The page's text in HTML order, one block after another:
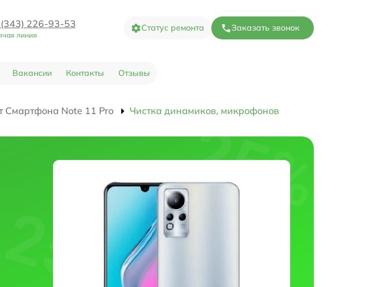
226-93-53
линия
Статус ремонта Заказать звонок
Вакансии Контакты Отзывы
Смартфона Note 11 Pro Чистка динамиков, микрофонов